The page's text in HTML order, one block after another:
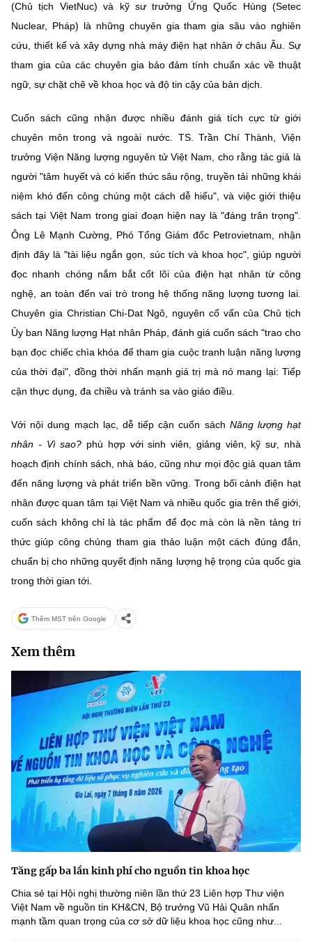
(Chủ tịch VietNuc) và kỹ sư trưởng Ứng Quốc Hùng (Setec
Nuclear, Pháp) là những chuyên gia tham gia sâu vào nghiên
cứu, thiết kế và xây dựng nhà máy điện hạt nhân ở châu Âu. Sự
tham gia của các chuyên gia bảo đảm tính chuẩn xác về thuật
ngữ, sự chặt chẽ về khoa học và độ tin cậy của bản dịch.
Cuốn sách cũng nhận được nhiều đánh giá tích cực từ giới
chuyên môn trong và ngoài nước. TS. Trần Chí Thành, Viện
trưởng Viện Năng lượng nguyên tử Việt Nam, cho rằng tác giả là
người "tâm huyết và có kiến thức sâu rộng, truyền tải những khái
niệm khó đến công chúng một cách dễ hiểu", và việc giới thiệu
sách tại Việt Nam trong giai đoạn hiện nay là "đáng trân trọng".
Ông Lê Mạnh Cường, Phó Tổng Giám đốc Petrovietnam, nhận
định đây là "tài liệu ngắn gọn, súc tích và khoa học", giúp người
đọc nhanh chóng nắm bắt cốt lõi của điện hạt nhân từ công
nghệ, an toàn đến vai trò trong hệ thống năng lượng tương lai.
Chuyên gia Christian Chi-Dat Ngô, nguyên cố vấn của Chủ tịch
Ủy ban Năng lượng Hạt nhân Pháp, đánh giá cuốn sách "trao cho
bạn đọc chiếc chìa khóa để tham gia cuộc tranh luận năng lượng
của thời đại", đồng thời nhấn mạnh giá trị mà nó mang lại: Tiếp
cận thực dụng, đa chiều và tránh sa vào giáo điều.
Với nội dung mạch lạc, dễ tiếp cận cuốn sách Năng lượng hạt
nhân - Vì sao? phù hợp với sinh viên, giảng viên, kỹ sư, nhà
hoạch định chính sách, nhà báo, cũng như mọi độc giả quan tâm
đến năng lượng và phát triển bền vững. Trong bối cảnh điện hạt
nhân được quan tâm tại Việt Nam và nhiều quốc gia trên thế giới,
cuốn sách không chỉ là tác phẩm để đọc mà còn là nền tảng tri
thức giúp công chúng tham gia thảo luận một cách đúng đắn,
chuẩn bị cho những quyết định năng lượng hệ trọng của quốc gia
trong thời gian tới.
Thêm MST trên Google
Xem thêm
Tăng gấp ba lần kinh phí cho nguồn tin khoa học
Chia sẻ tại Hội nghị thường niên lần thứ 23 Liên hợp Thư viện
Việt Nam về nguồn tin KH&CN, Bộ trưởng Vũ Hải Quân nhấn
mạnh tầm quan trọng của cơ sở dữ liệu khoa học cũng như...